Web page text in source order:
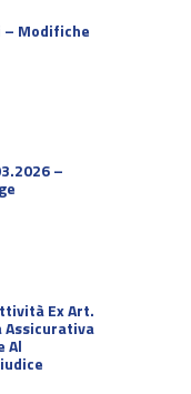
– Modifiche
–
Ex Art.
Assicurativa
Al